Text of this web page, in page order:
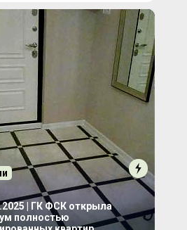
| ГК ФСК открыла
полностью